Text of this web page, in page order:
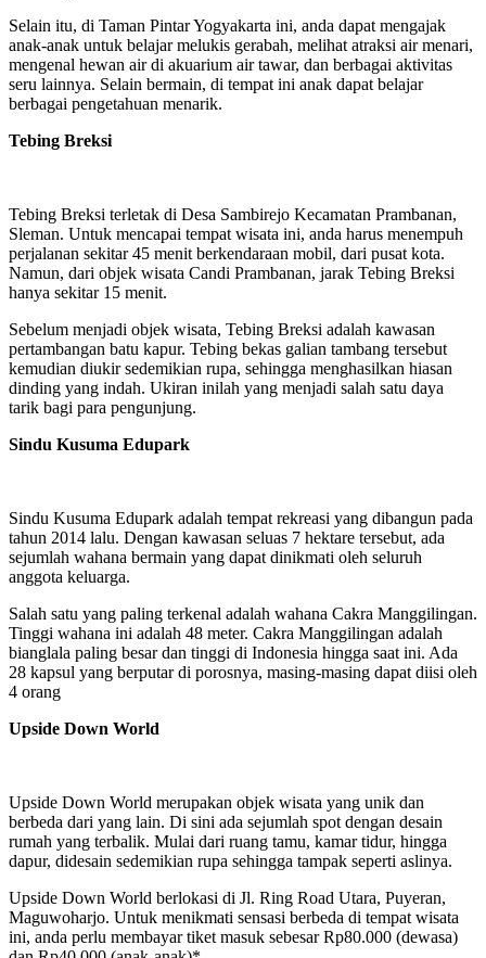
Selain itu, di Taman Pintar Yogyakarta ini, anda dapat mengajak
anak-anak untuk belajar melukis gerabah, melihat atraksi air menari,
mengenal hewan air di akuarium air tawar, dan berbagai aktivitas
seru lainnya. Selain bermain, di tempat ini anak dapat belajar
berbagai pengetahuan menarik.
Tebing Breksi
Tebing Breksi terletak di Desa Sambirejo Kecamatan Prambanan,
Sleman. Untuk mencapai tempat wisata ini, anda harus menempuh
perjalanan sekitar 45 menit berkendaraan mobil, dari pusat kota.
Namun, dari objek wisata Candi Prambanan, jarak Tebing Breksi
hanya sekitar 15 menit.
Sebelum menjadi objek wisata, Tebing Breksi adalah kawasan
pertambangan batu kapur. Tebing bekas galian tambang tersebut
kemudian diukir sedemikian rupa, sehingga menghasilkan hiasan
dinding yang indah. Ukiran inilah yang menjadi salah satu daya
tarik bagi para pengunjung.
Sindu Kusuma Edupark
Sindu Kusuma Edupark adalah tempat rekreasi yang dibangun pada
tahun 2014 lalu. Dengan kawasan seluas 7 hektare tersebut, ada
sejumlah wahana bermain yang dapat dinikmati oleh seluruh
anggota keluarga.
Salah satu yang paling terkenal adalah wahana Cakra Manggilingan.
Tinggi wahana ini adalah 48 meter. Cakra Manggilingan adalah
bianglala paling besar dan tinggi di Indonesia hingga saat ini. Ada
28 kapsul yang berputar di porosnya, masing-masing dapat diisi oleh
4 orang
Upside Down World
Upside Down World merupakan objek wisata yang unik dan
berbeda dari yang lain. Di sini ada sejumlah spot dengan desain
rumah yang terbalik. Mulai dari ruang tamu, kamar tidur, hingga
dapur, didesain sedemikian rupa sehingga tampak seperti aslinya.
Upside Down World berlokasi di Jl. Ring Road Utara, Puyeran,
Maguwoharjo. Untuk menikmati sensasi berbeda di tempat wisata
ini, anda perlu membayar tiket masuk sebesar Rp80.000 (dewasa)